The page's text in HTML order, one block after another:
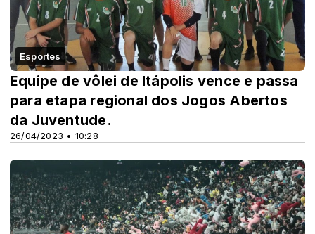
Esportes
26/04/2023 • 10:28
Equipe de vôlei de Itápolis vence e passa
para etapa regional dos Jogos Abertos
da Juventude.